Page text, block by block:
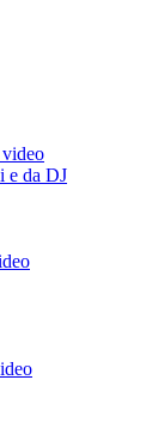
e da DJ